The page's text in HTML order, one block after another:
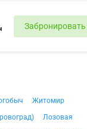
Забронировать
Житомир
Лозовая